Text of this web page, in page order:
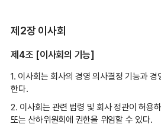
제2장 이사회
제4조 [이사회의 기능]
1. 이사회는 회사의 경영 의사결정 기능과
한다.
2. 이사회는 관련 법령 및 회사 정관이 허용
또는 산하위원회에 권한을 위임할 수 있다.